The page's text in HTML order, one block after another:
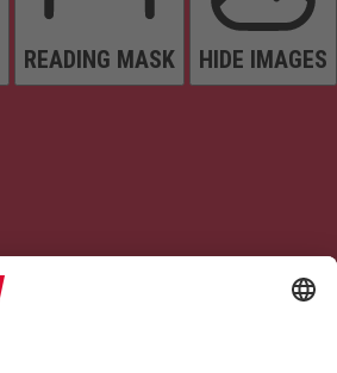
READING MASK HIDE IMAGES